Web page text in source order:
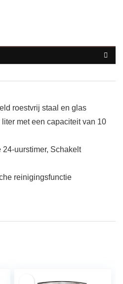
roestvrij staal en glas
met een capaciteit van 10
uurstimer, Schakelt
reinigingsfunctie